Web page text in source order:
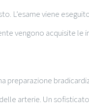
L’esame viene
vengono acquisite le
preparazione
arterie. Un